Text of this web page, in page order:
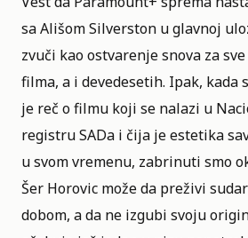
saAlišom Silverston u glavnoj
zvuči kao ostvarenje snova za
filma, a i devedesetih. Ipak, kada
je reč o filmu koji se nalazi u
registru SADa i čija je estetika
u svom vremenu, zabrinuti smo
Šer Horovic može da preživi
dobom, a da ne izgubi svoju